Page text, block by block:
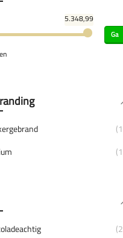
5.348,99
Ga
1
1
2